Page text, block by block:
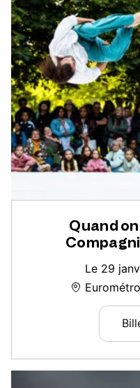
Quand
Le 29